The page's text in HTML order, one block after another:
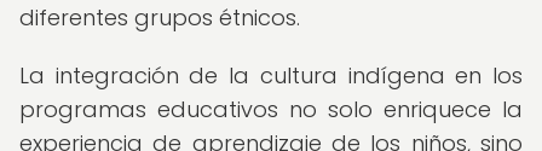
diferentes grupos étnicos.
La integración de la cultura indígena en los
programas educativos no solo enriquece la
experiencia de aprendizaje de los niños, sino